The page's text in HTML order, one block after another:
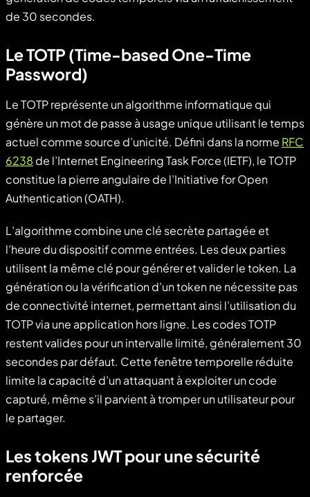
de 30 secondes.
Le TOTP (Time-based One-Time
Password)
Le TOTP représente un algorithme informatique qui
génère un mot de passe à usage unique utilisant le temps
actuel comme source d’unicité. Défini dans la norme RFC
6238 de l’Internet Engineering Task Force (IETF), le TOTP
constitue la pierre angulaire de l’Initiative for Open
Authentication (OATH).
L’algorithme combine une clé secrète partagée et
l’heure du dispositif comme entrées. Les deux parties
utilisent la même clé pour générer et valider le token. La
génération ou la vérification d’un token ne nécessite pas
de connectivité internet, permettant ainsi l’utilisation du
TOTP via une application hors ligne. Les codes TOTP
restent valides pour un intervalle limité, généralement 30
secondes par défaut. Cette fenêtre temporelle réduite
limite la capacité d’un attaquant à exploiter un code
capturé, même s’il parvient à tromper un utilisateur pour
le partager.
Les tokens JWT pour une sécurité
renforcée